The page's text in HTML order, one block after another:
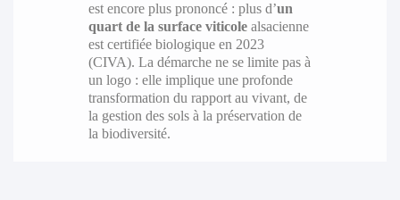
est encore plus prononcé : plus d’un
quart de la surface viticolealsacienne
est certifiée biologique en 2023
(CIVA). La démarche ne se limite pas à
un logo : elle implique une profonde
transformation du rapport au vivant, de
la gestion des sols à la préservation de
la biodiversité.